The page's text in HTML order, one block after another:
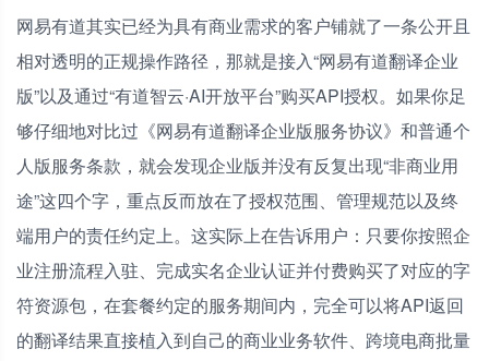
网易有道其实已经为具有商业需求的客户铺就了一条公开且
相对透明的正规操作路径，那就是接入“网易有道翻译企业
版”以及通过“有道智云·AI开放平台”购买API授权。如果你足
够仔细地对比过《网易有道翻译企业版服务协议》和普通个
人版服务条款，就会发现企业版并没有反复出现“非商业用
途”这四个字，重点反而放在了授权范围、管理规范以及终
端用户的责任约定上。这实际上在告诉用户：只要你按照企
业注册流程入驻、完成实名企业认证并付费购买了对应的字
符资源包，在套餐约定的服务期间内，完全可以将API返回
的翻译结果直接植入到自己的商业业务软件、跨境电商批量